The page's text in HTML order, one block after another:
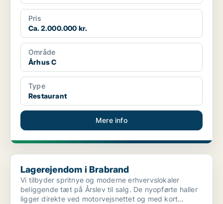
Pris
Ca. 2.000.000 kr.
Område
Århus C
Type
Restaurant
Mere info
Lagerejendom i Brabrand
Lagerejendom i Brabrand
Vi tilbyder spritnye og moderne erhvervslokaler
beliggende tæt på Årslev til salg. De nyopførte haller
ligger direkte ved motorvejsnettet og med kort